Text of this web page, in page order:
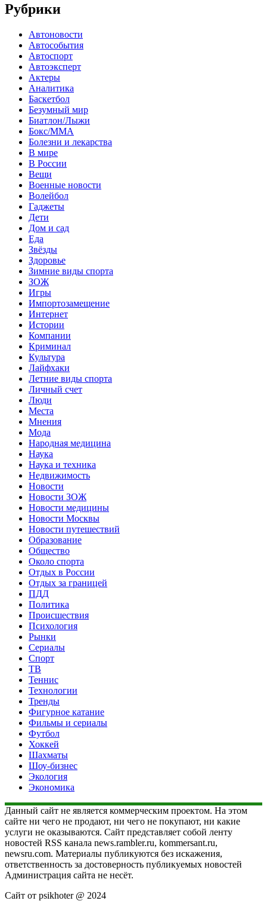
Рубрики
Автоновости
Автособытия
Автоспорт
Автоэксперт
Актеры
Аналитика
Баскетбол
Безумный мир
Биатлон/Лыжи
Бокс/MMA
Болезни и лекарства
В мире
В России
Вещи
Военные новости
Волейбол
Гаджеты
Дети
Дом и сад
Еда
Звёзды
Здоровье
Зимние виды спорта
ЗОЖ
Игры
Импортозамещение
Интернет
Истории
Компании
Криминал
Культура
Лайфхаки
Летние виды спорта
Личный счет
Люди
Места
Мнения
Мода
Народная медицина
Наука
Наука и техника
Недвижимость
Новости
Новости ЗОЖ
Новости медицины
Новости Москвы
Новости путешествий
Образование
Общество
Около спорта
Отдых в России
Отдых за границей
ПДД
Политика
Происшествия
Психология
Рынки
Сериалы
Спорт
ТВ
Теннис
Технологии
Тренды
Фигурное катание
Фильмы и сериалы
Футбол
Хоккей
Шахматы
Шоу-бизнес
Экология
Экономика
Данный сайт не является коммерческим проектом. На этом
сайте ни чего не продают, ни чего не покупают, ни какие
услуги не оказываются. Сайт представляет собой ленту
новостей RSS канала news.rambler.ru, kommersant.ru,
newsru.com. Материалы публикуются без искажения,
ответственность за достоверность публикуемых новостей
Администрация сайта не несёт.
Сайт от psikhoter @ 2024